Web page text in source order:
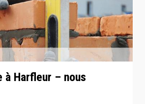
à Harfleur – nous